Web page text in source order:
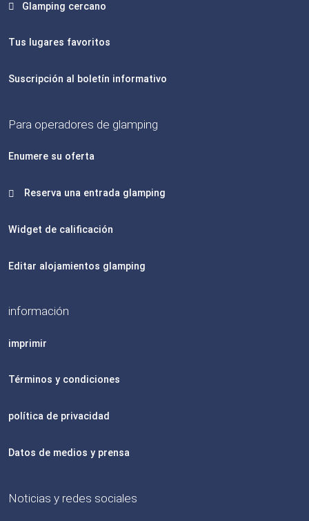
Glamping cercano
Tus lugares favoritos
Suscripción al boletín informativo
Para operadores de glamping
Enumere su oferta
Reserva una entrada glamping
Widget de calificación
Editar alojamientos glamping
información
imprimir
Términos y condiciones
política de privacidad
Datos de medios y prensa
Noticias y redes sociales